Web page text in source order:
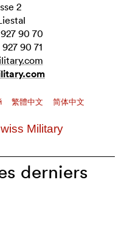
2
90 70
90 71
繁體中文 简体中文
Military
derniers